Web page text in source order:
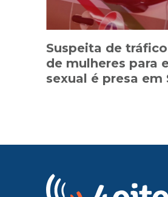
Suspeita de
de mulheres para
sexual é presa em